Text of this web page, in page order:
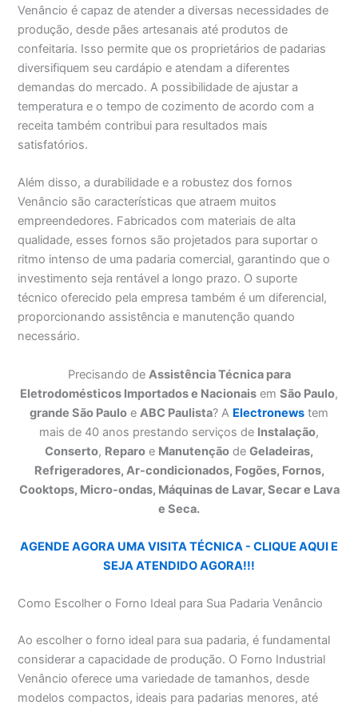
Venâncio é capaz de atender a diversas necessidades de
produção, desde pães artesanais até produtos de
confeitaria. Isso permite que os proprietários de padarias
diversifiquem seu cardápio e atendam a diferentes
demandas do mercado. A possibilidade de ajustar a
temperatura e o tempo de cozimento de acordo com a
receita também contribui para resultados mais
satisfatórios.
Além disso, a durabilidade e a robustez dos fornos
Venâncio são características que atraem muitos
empreendedores. Fabricados com materiais de alta
qualidade, esses fornos são projetados para suportar o
ritmo intenso de uma padaria comercial, garantindo que o
investimento seja rentável a longo prazo. O suporte
técnico oferecido pela empresa também é um diferencial,
proporcionando assistência e manutenção quando
necessário.
Precisando de Assistência Técnica para
Eletrodomésticos Importados e Nacionais em São Paulo,
grande São Paulo e ABC Paulista? A Electronews tem
mais de 40 anos prestando serviços de Instalação,
Conserto, Reparo e Manutenção de Geladeiras,
Refrigeradores, Ar-condicionados, Fogões, Fornos,
Cooktops, Micro-ondas, Máquinas de Lavar, Secar e Lava
e Seca.
AGENDE AGORA UMA VISITA TÉCNICA - CLIQUE AQUI E
SEJA ATENDIDO AGORA!!!
Como Escolher o Forno Ideal para Sua Padaria Venâncio
Ao escolher o forno ideal para sua padaria, é fundamental
considerar a capacidade de produção. O Forno Industrial
Venâncio oferece uma variedade de tamanhos, desde
modelos compactos, ideais para padarias menores, até